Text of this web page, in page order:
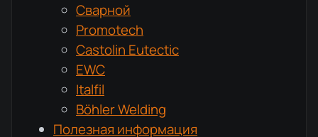
Сварной
Promotech
Castolin Eutectic
EWC
Italfil
Böhler Welding
Полезная информация